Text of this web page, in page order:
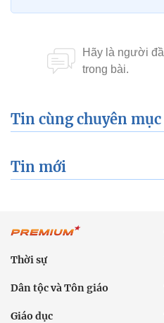
Tin cùng chuyên mục
Tin mới
Thời sự
Dân tộc và Tôn giáo
Giáo dục